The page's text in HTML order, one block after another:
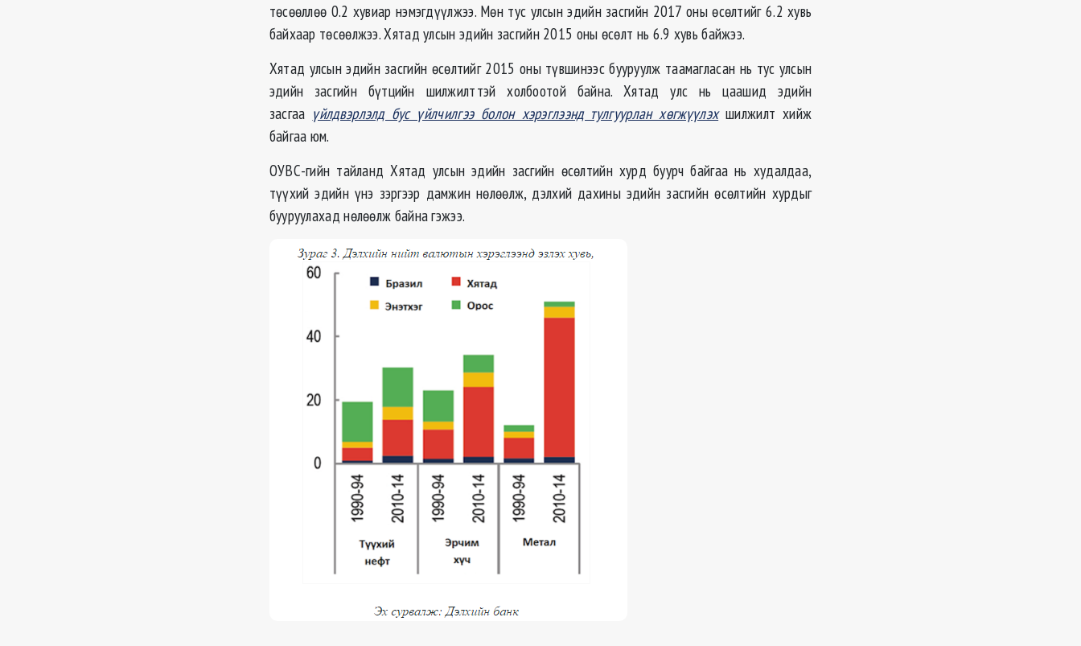
төсөөллөө 0.2 хувиар нэмэгдүүлжээ. Мөн тус улсын эдийн засгийн 2017 оны өсөлтийг 6.2 хувь
байхаар төсөөлжээ. Хятад улсын эдийн засгийн 2015 оны өсөлт нь 6.9 хувь байжээ.
Хятад улсын эдийн засгийн өсөлтийг 2015 оны түвшинээсбууруулж таамагласан нь тус улсын
эдийн засгийн бүтцийн шилжилттэй холбоотой байна. Хятад улс нь цаашид эдийн
засгаа үйлдвэрлэлд бус үйлчилгээ болон хэрэглээнд тулгуурлан хөгжүүлэх шилжилт хийж
байгаа юм.
ОУВС-гийн тайланд Хятад улсын эдийн засгийн өсөлтийн хурд буурч байгаа нь худалдаа,
түүхий эдийн үнэ зэргээр дамжин нөлөөлж, дэлхий дахины эдийн засгийн өсөлтийн хурдыг
бууруулахад нөлөөлж байна гэжээ.